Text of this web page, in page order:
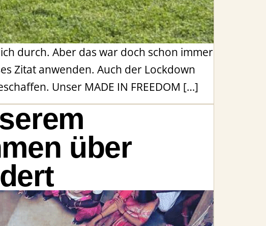
durch. Aber das war doch schon immer
Zitat anwenden. Auch der Lockdown
Unser MADE IN FREEDOM […]
über